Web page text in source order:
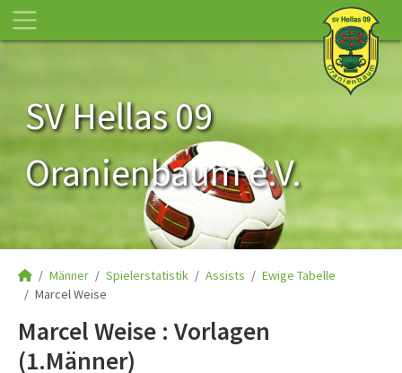
SV Hellas 09
Oranienbaum e.V.
Männer Spielerstatistik Assists
Ewige Tabelle
Marcel Weise
Marcel Weise : Vorlagen
(1.Männer)